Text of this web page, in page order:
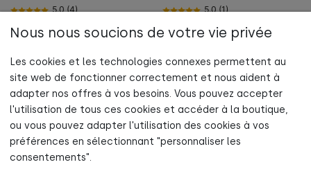
5.0 (4)
Au panier
5.0 (1)
Au panier
INFORMATIONS
Nous nous soucions de votre vie privée
Les cookies et les technologies connexes permettent au
site web de fonctionner correctement et nous aident à
adapter nos offres à vos besoins. Vous pouvez accepter
l'utilisation de tous ces cookies et accéder à la boutique,
ou vous pouvez adapter l'utilisation des cookies à vos
préférences en sélectionnant "personnaliser les
consentements".
Abonne-toi maintenant à la newsletter
et profite de 5 % de réduction sur ta première commande !